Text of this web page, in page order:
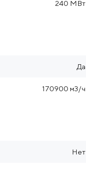
240 МВт
Да
170900 м3/ч
Нет